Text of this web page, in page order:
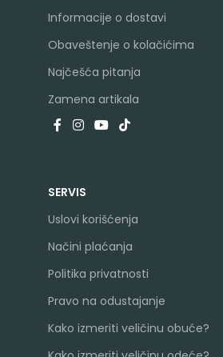
Informacije o dostavi
Obaveštenje o kolačićima
Najčešća pitanja
Zamena artikala
SERVIS
Uslovi korišćenja
Načini plaćanja
Politika privatnosti
Pravo na odustajanje
Kako izmeriti veličinu obuće?